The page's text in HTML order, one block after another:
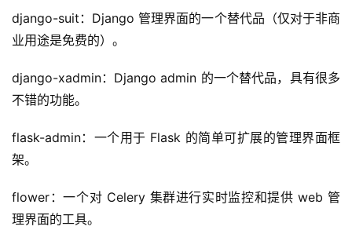
django-suit：Django 管理界面的一个替代品（仅对于非商
业用途是免费的）。
django-xadmin：Django admin 的一个替代品，具有很多
不错的功能。
flask-admin：一个用于 Flask 的简单可扩展的管理界面框
架。
flower：一个对 Celery 集群进行实时监控和提供 web 管
理界面的工具。